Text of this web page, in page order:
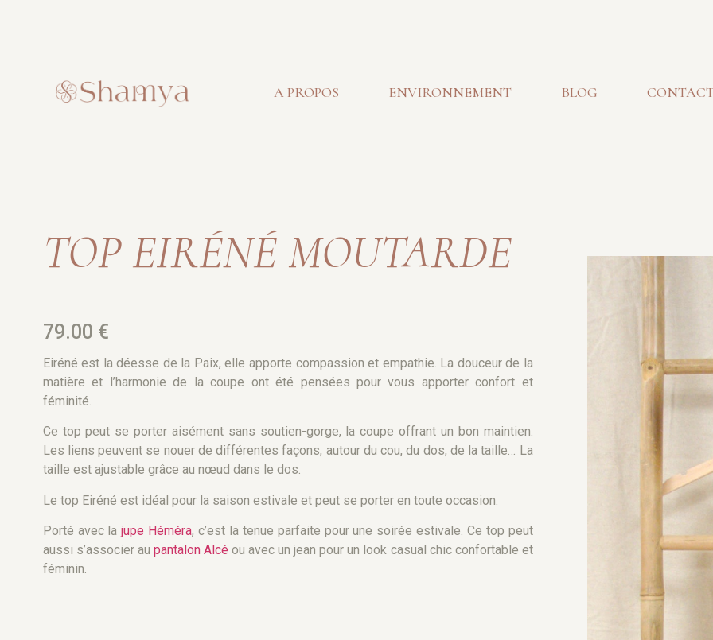
A PROPOS ENVIRONNEMENT BLOG
TOP EIRÉNÉ MOUTARDE
79.00 €
Eiréné est la déesse de la Paix, elle apporte compassion et empathie. La douceur de la
matière et l’harmonie de la coupe ont été pensées pour vous apporter confort et
féminité.
Ce top peut se porter aisément sans soutien-gorge, la coupe offrant un bon maintien.
Les liens peuvent se nouer de différentes façons, autour du cou, du dos, de la taille… La
taille est ajustable grâce au nœud dans le dos.
Le top Eiréné est idéal pour la saison estivale et peut se porter en toute occasion.
Porté avec la jupe Héméra, c’est la tenue parfaite pour une soirée estivale. Ce top peut
aussi s’associer au pantalon Alcé ou avec un jean pour un look casual chic confortable et
féminin.